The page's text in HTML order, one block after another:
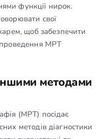
функції нирок.
свої
щоб забезпечити
проведення МРТ
методами
(МРТ) посідає
методів діагностики